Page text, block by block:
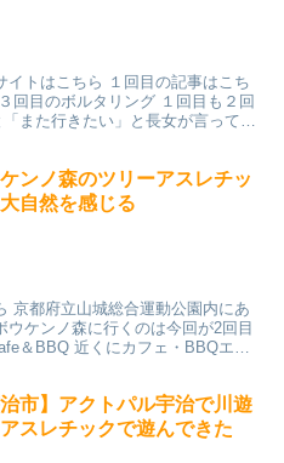
トはこちら １回目の記事はこち
回目のボルタリング １回目も２回
また行きたい」と長女が言ってい
ンノ森のツリーアスレチッ
自然を感じる
京都府立山城総合運動公園内にあ
ケンノ森に行くのは今回が2回目
＆BBQ 近くにカフェ・BBQエリ
治市】アクトパル宇治で川遊
スレチックで遊んできた